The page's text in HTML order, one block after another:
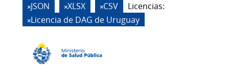
JSON
XLSX CSV
Licencias:
Licencia de DAG de Uruguay